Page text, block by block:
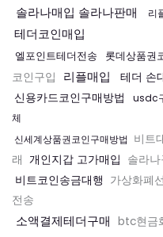
솔라나매입 솔라나판매 리
테더코인매입
엘포인트테더전송 롯데상품권
코인구입
리플매입 테더 손
신용카드코인구매방법 usdc
체
신세계상품권코인구매방법 비트
래 개인지갑 고가매입 솔라나
비트코인송금대행 가상화폐
전송
소액결제테더구매 btc현금